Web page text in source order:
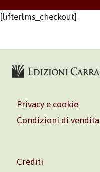
[lifterlms_checkout]
Privacy e cookie
Condizioni di vendita
Crediti